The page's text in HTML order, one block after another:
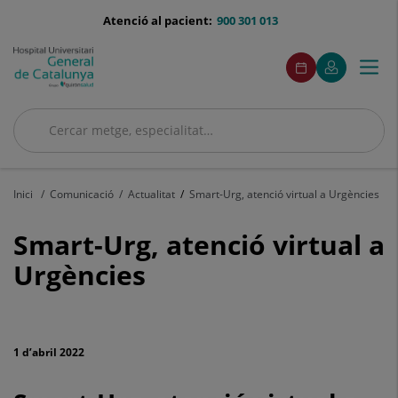
menu-
900 301 013
Atenció al pacient:
Cercar
Cercar
menuAcceso
Demaneu
cita
Aquest
enllaç
s'obrirà
una
El
meu
Aquest
enllaç
s'obrirà
una
finestra
Menú
Inici Comunicació Actualitat Smart-Urg, atenció virtual a Urgències
Smart-
Urg,
Smart-Urg, atenció virtual a
Urgències
1 d’abril 2022